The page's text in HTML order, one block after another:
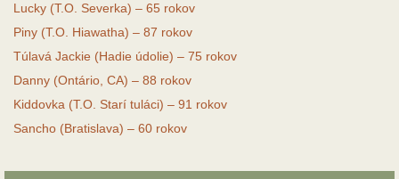
Lucky (T.O. Severka) – 65 rokov
Piny (T.O. Hiawatha) – 87 rokov
Túlavá Jackie (Hadie údolie) – 75 rokov
Danny (Ontário, CA) – 88 rokov
Kiddovka (T.O. Starí tuláci) – 91 rokov
Sancho (Bratislava) – 60 rokov